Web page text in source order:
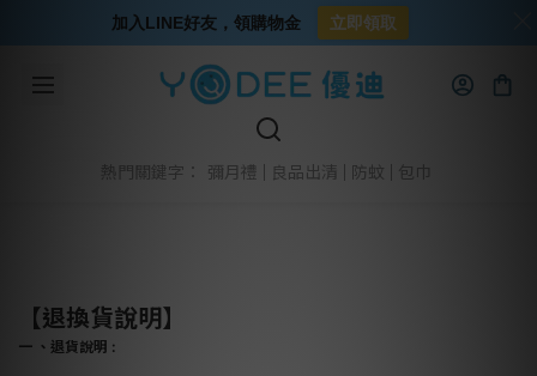
熱門關鍵字： 彌月禮 良品出清 防蚊 包巾
【退換貨說明】
一 、退貨說明 :
加入LINE好友，領購物金 立即領取